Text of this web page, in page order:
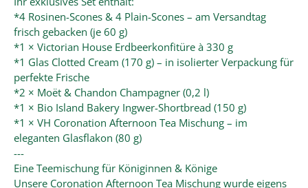
*4 Rosinen-Scones & 4 Plain-Scones – am Versandtag
frisch gebacken (je 60 g)
*1 × Victorian House Erdbeerkonfitüre à 330 g
*1 Glas Clotted Cream (170 g) – in isolierter Verpackung für
perfekte Frische
*2 × Moët & Chandon Champagner (0,2 l)
*1 × Bio Island Bakery Ingwer-Shortbread (150 g)
*1 × VH Coronation Afternoon Tea Mischung – im
eleganten Glasflakon (80 g)
---
Eine Teemischung für Königinnen & Könige
Unsere Coronation Afternoon Tea Mischung wurde eigens